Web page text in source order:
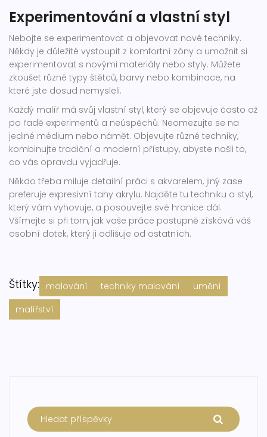
Experimentování a vlastní styl
Nebojte se experimentovat a objevovat nové techniky.
Někdy je důležité vystoupit z komfortní zóny a umožnit si
experimentovat s novými materiály nebo styly. Můžete
zkoušet různé typy štětců, barvy nebo kombinace, na
které jste dosud nemysleli.
Každý malíř má svůj vlastní styl, který se objevuje často až
po řadě experimentů a neúspěchů. Neomezujte se na
jediné médium nebo námět. Objevujte různé techniky,
kombinujte tradiční a moderní přístupy, abyste našli to,
co vás opravdu vyjadřuje.
Někdo třeba miluje detailní práci s akvarelem, jiný zase
preferuje expresivní tahy akrylu. Najděte tu techniku a styl,
který vám vyhovuje, a posouvejte své hranice dál.
Všímejte si při tom, jak vaše práce postupně získává váš
osobní dotek, který ji odlišuje od ostatních.
Štítky: malování techniky malování
umění
malířství